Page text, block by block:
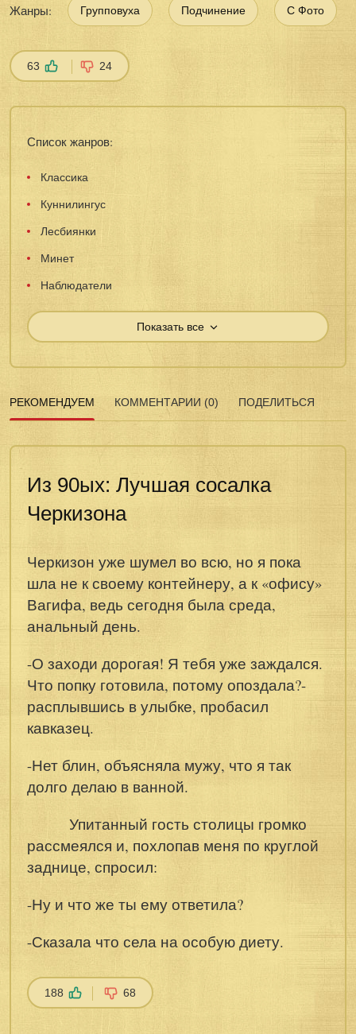
Жанры: Групповуха Подчинение С Фото
63 24
Список жанров:
Классика
Куннилингус
Лесбиянки
Минет
Наблюдатели
Показать все
РЕКОМЕНДУЕМ КОММЕНТАРИИ (0) ПОДЕЛИТЬСЯ
Из 90ых: Лучшая сосалка
Черкизона
Черкизон уже шумел во всю, но я пока
шла не к своему контейнеру, а к «офису»
Вагифа, ведь сегодня была среда,
анальный день.
-О заходи дорогая! Я тебя уже заждался.
Что попку готовила, потому опоздала?-
расплывшись в улыбке, пробасил
кавказец.
-Нет блин, объясняла мужу, что я так
долго делаю в ванной.
Упитанный гость столицы громко
рассмеялся и, похлопав меня по круглой
заднице, спросил:
-Ну и что же ты ему ответила?
-Сказала что села на особую диету.
188 68